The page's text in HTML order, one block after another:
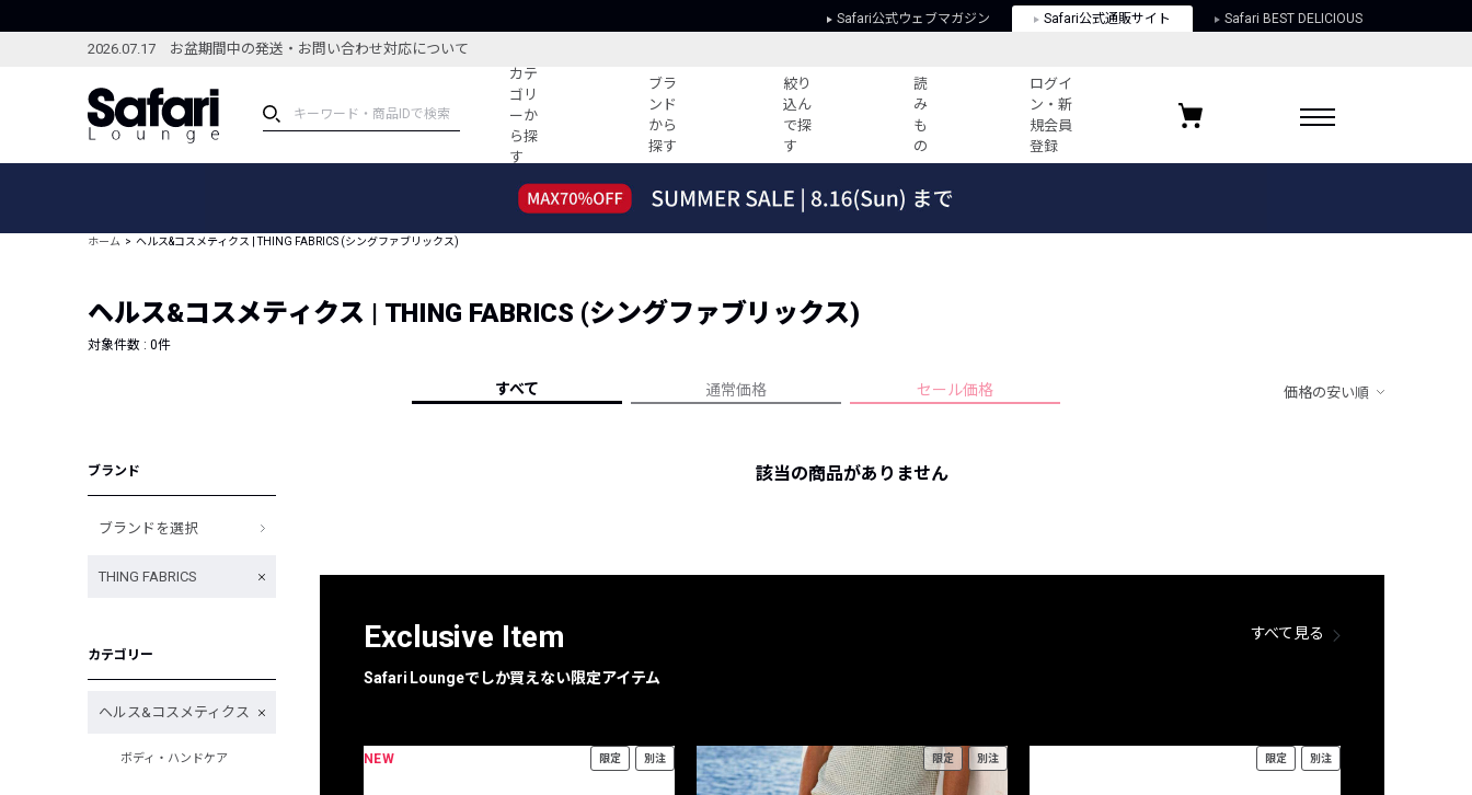
Safari公式ウェブマガジン Safari公式通販サイト Safari BEST DELICIOUS
2026.07.17 お盆期間中の発送・お問い合わせ対応について
カテ
ゴリ
ーか
ら探
す
ブラ
ンド
から
探す
絞り
込ん
で探
す
読
み
も
の
ログイ
ン・新
規会員
登録
ブランドから探す
新着アイテム
編集部のおすすめアイテム
特集記事
コーディネート
すべての記事
ーデ紹介
HOTなコーデ TOP20
人気記事ランキング
フォーカスブランド
プライバシーポリシー
お気に入りブランド
ホーム ヘルス&コスメティクス | THING FABRICS (シングファブリックス)
ヘルス&コスメティクス | THING FABRICS (シングファブリックス)
対象件数 : 0件
すべて 通常価格 セール価格 価格の安い順
ブランド
ブランドを選択
THING FABRICS
カテゴリー
ヘルス&コスメティクス
ボディ・ハンドケア
該当の商品がありません
Exclusive Item
Safari Loungeでしか買えない限定アイテム
すべて見る
NEW 限定 別注 限定 別注 限定 別注